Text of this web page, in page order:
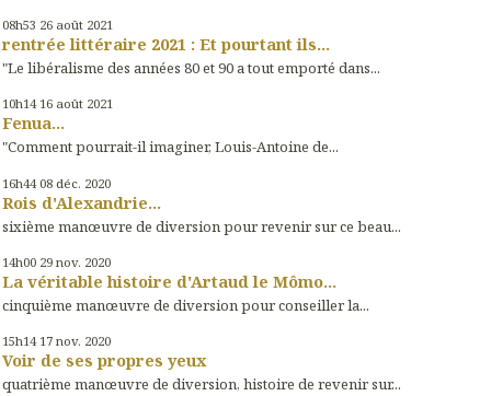
08h53 26 août 2021
rentrée littéraire 2021 : Et pourtant ils...
"Le libéralisme des années 80 et 90 a tout emporté dans...
10h14 16 août 2021
Fenua...
"Comment pourrait-il imaginer, Louis-Antoine de...
16h44 08 déc. 2020
Rois d'Alexandrie...
sixième manœuvre de diversion pour revenir sur ce beau...
14h00 29 nov. 2020
La véritable histoire d'Artaud le Mômo...
cinquième manœuvre de diversion pour conseiller la...
15h14 17 nov. 2020
Voir de ses propres yeux
quatrième manœuvre de diversion, histoire de revenir sur...